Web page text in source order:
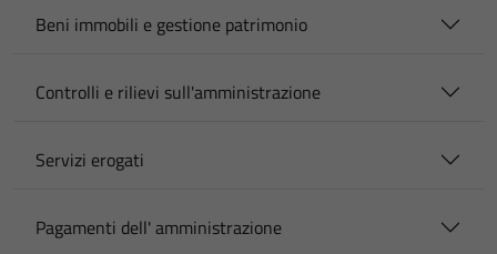
Beni immobili e gestione patrimonio
Controlli e rilievi sull'amministrazione
Servizi erogati
Pagamenti dell' amministrazione